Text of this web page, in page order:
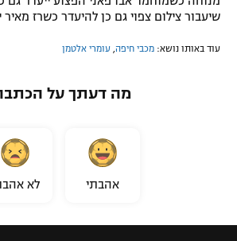
שיעבור צילום צפוי גם כן להיעדר כשרז
עוד באותו נושא: מכבי חיפה עומרי אלטמן
מה דעתך על
אהבתי לא